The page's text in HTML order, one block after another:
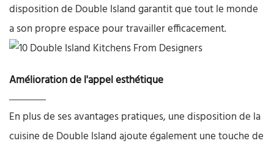
disposition de Double Island garantit que tout le monde
a son propre espace pour travailler efficacement.
Amélioration de l'appel esthétique
En plus de ses avantages pratiques, une disposition de la
cuisine de Double Island ajoute également une touche de